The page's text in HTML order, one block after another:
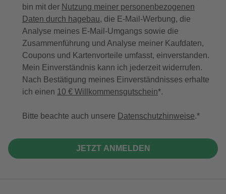
bin mit der Nutzung meiner personenbezogenen
Daten durch hagebau, die E-Mail-Werbung, die
Analyse meines E-Mail-Umgangs sowie die
Zusammenführung und Analyse meiner Kaufdaten,
Coupons und Kartenvorteile umfasst, einverstanden.
Mein Einverständnis kann ich jederzeit widerrufen.
Nach Bestätigung meines Einverständnisses erhalte
ich einen 10 € Willkommensgutschein*.
Bitte beachte auch unsere Datenschutzhinweise.
JETZT ANMELDEN